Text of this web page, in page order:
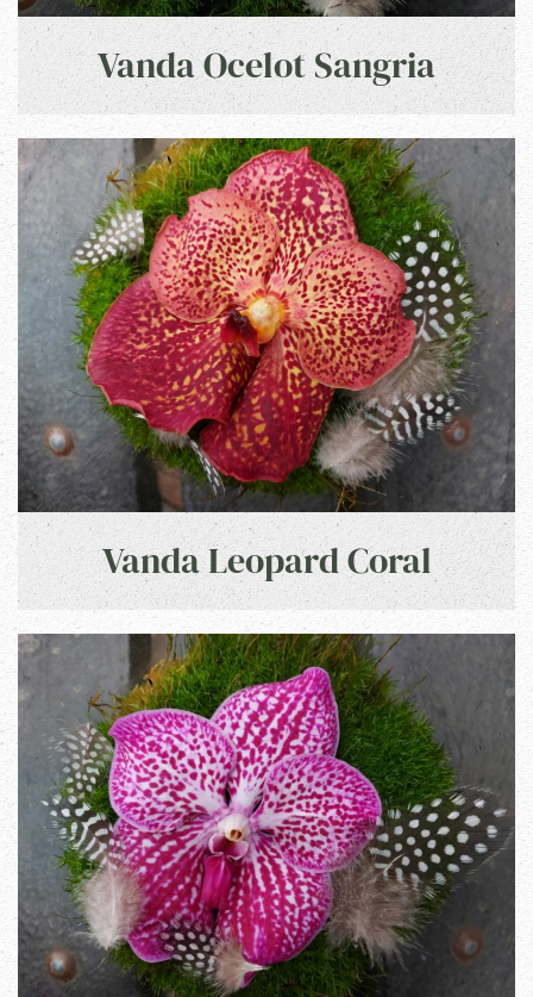
Vanda Ocelot Sangria
Vanda Leopard Coral